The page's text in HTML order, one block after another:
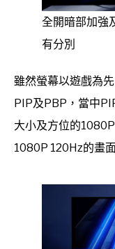
全開暗部加強
有分別
雖然螢幕以遊戲為
PIP及PBP，當中
大小及方位的
1080P 120Hz的畫